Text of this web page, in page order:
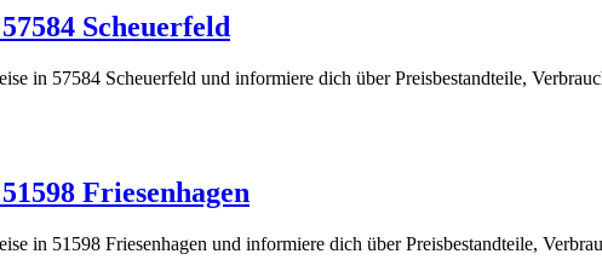
Scheuerfeld
in 57584 Scheuerfeld und informiere dich über Preisbestandteile,
Friesenhagen
in 51598 Friesenhagen und informiere dich über Preisbestandteile,